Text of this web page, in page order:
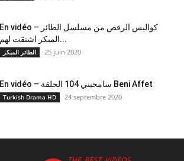
En vidéo – كواليس الرقص من مسلسل الطائر
المبكر اشتقت لهم...
الطائر المبكر 25 juin 2020
En vidéo – سامحيني 104 الحلقة Beni Affet
Turkish Drama HD 24 septembre 2020